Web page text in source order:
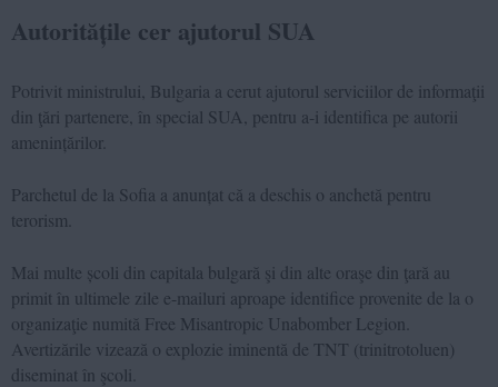
Autoritățile cer ajutorul SUA
Potrivit ministrului, Bulgaria a cerut ajutorul serviciilor de informaţii
din ţări partenere, în special SUA, pentru a-i identifica pe autorii
amenințărilor.
Parchetul de la Sofia a anunțat că a deschis o anchetă pentru
terorism.
Mai multe școli din capitala bulgară şi din alte oraşe din ţară au
primit în ultimele zile e-mailuri aproape identifice provenite de la o
organizaţie numită Free Misantropic Unabomber Legion.
Avertizările vizează o explozie iminentă de TNT (trinitrotoluen)
diseminat în şcoli.